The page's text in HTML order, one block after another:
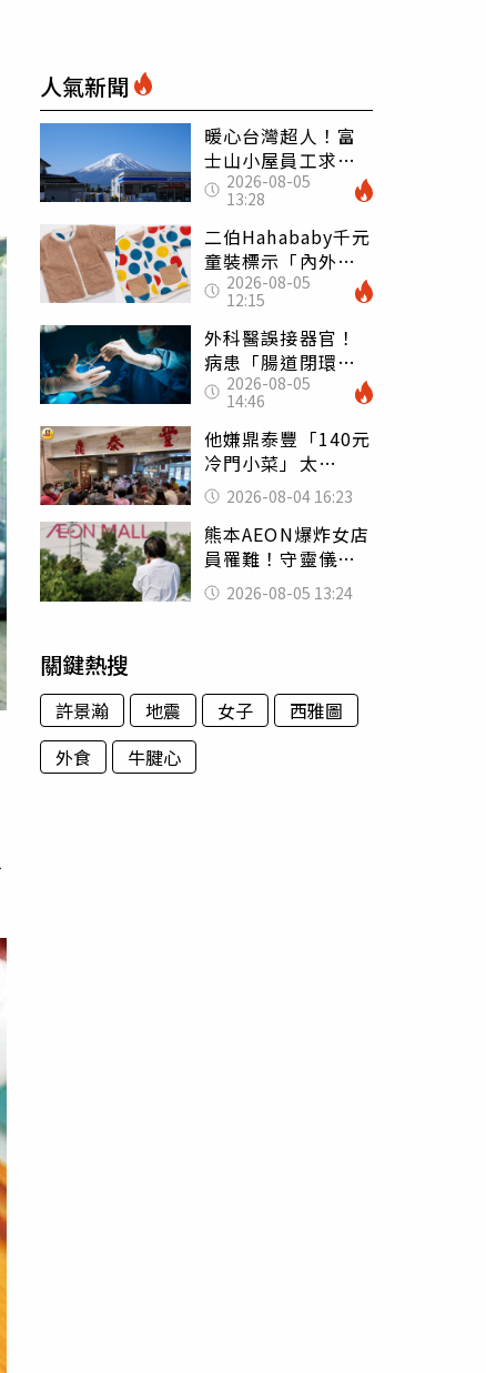
人氣新聞
暖心台灣超人！富
士山小屋員工求助
「想活下去」 山
友狂背物資上山：
台灣真的是寶島
2026-08-05
13:28
二伯Hahababy千元
童裝標示「內外層
皆純棉」 SGS檢
測證明：內裡100%
聚酯纖維
2026-08-05
12:15
外科醫誤接器官！
病患「腸道閉環」
無法排便險死 同
行看傻：糟糕至極
2026-08-05
14:46
他嫌鼎泰豐「140元
冷門小菜」太
貴！ 老饕卻狂推
神調味：自己做不
出來
2026-08-04 16:23
熊本AEON爆炸女店
員罹難！守靈儀式
擺純白婚紗 「妻
已不在身邊」他淚
2026-08-05 13:24
關鍵熱搜
許景瀚 地震 女子
西雅圖
外食
牛腱心